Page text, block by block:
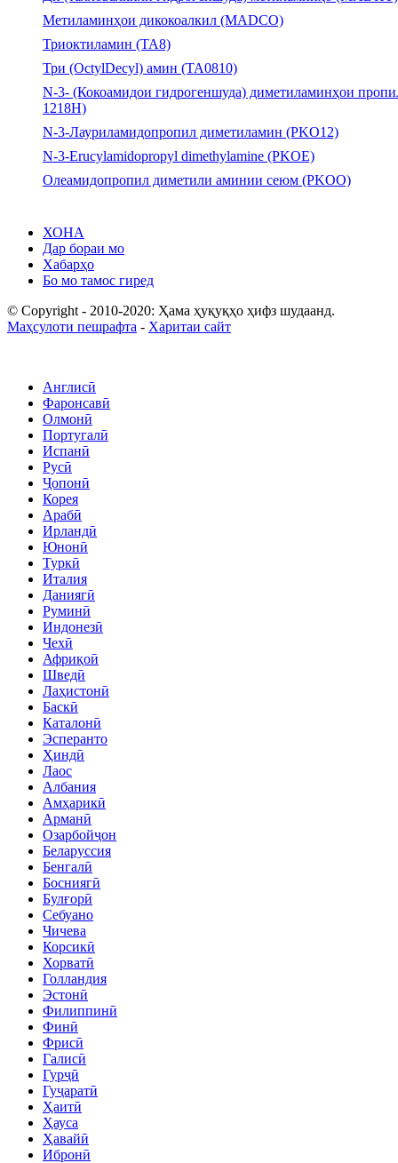
Метиламинҳои дикокоалкил (MADCO)
Триоктиламин (TA8)
Три (OctylDecyl) амин (TA0810)
N-3- (Кокоамидои гидрогеншуда) диметиламинҳои
1218H)
N-3-Лауриламидопропил диметиламин (PKO12)
N-3-Erucylamidopropyl dimethylamine (PKOE)
Олеамидопропил диметили аминии сеюм (PKOO)
ХОНА
Дар бораи мо
Хабарҳо
Бо мо тамос гиред
© Copyright - 2010-2020: Ҳама ҳуқуқҳо ҳифз шудаанд.
Маҳсулоти пешрафта - Харитаи сайт
Англисӣ
Фаронсавӣ
Олмонӣ
Португалӣ
Испанӣ
Русӣ
Ҷопонӣ
Корея
Арабӣ
Ирландӣ
Юнонӣ
Туркӣ
Италия
Даниягӣ
Руминӣ
Индонезӣ
Чехӣ
Африқоӣ
Шведӣ
Лаҳистонӣ
Баскӣ
Каталонӣ
Эсперанто
Ҳиндӣ
Лаос
Албания
Амҳарикӣ
Арманӣ
Озарбойҷон
Беларуссия
Бенгалӣ
Босниягӣ
Булғорӣ
Себуано
Чичева
Корсикӣ
Хорватӣ
Голландия
Эстонӣ
Филиппинӣ
Финӣ
Фрисӣ
Галисӣ
Гурҷӣ
Гуҷаратӣ
Ҳаитӣ
Ҳауса
Ҳавайӣ
Ибронӣ